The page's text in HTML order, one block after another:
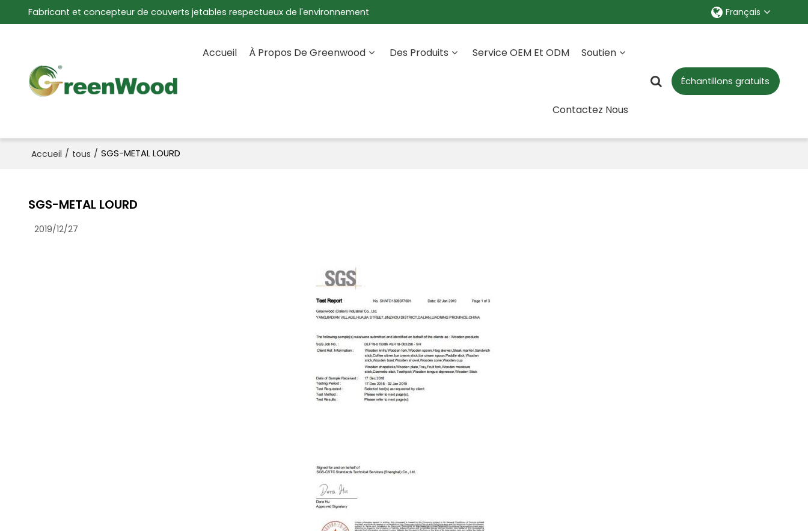
Fabricant et concepteur de couverts jetables respectueux de l'environnement Français
Accueil À Propos De Greenwood Des Produits Service OEM Et ODM Soutien
Contactez Nous
Échantillons gratuits
Accueil / tous / SGS-METAL LOURD
SGS-METAL LOURD
2019/12/27